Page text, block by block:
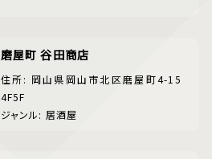
磨屋町 谷田商店
住所: 岡山県岡山市北区磨屋町4-15
4F5F
ジャンル: 居酒屋